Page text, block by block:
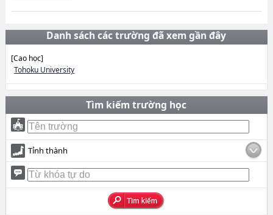
Danh sách các trường đã xem gần đây
[Cao học]
Tohoku University
Tìm kiếm trường học
Tỉnh thành